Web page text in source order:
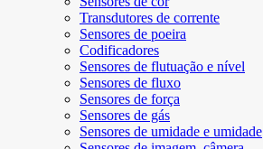
Transdutores de corrente
Sensores de poeira
Codificadores
Sensores de flutuação e nível
Sensores de fluxo
Sensores de força
Sensores de gás
Sensores de umidade e umidade